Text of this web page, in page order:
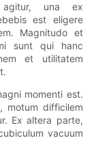
una ex
est eligere
Magnitudo et
sunt qui hanc
et utilitatem
momenti est.
motum difficilem
Ex altera parte,
vacuum